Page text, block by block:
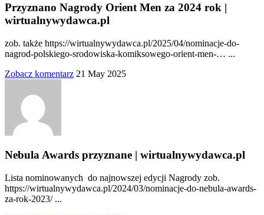
Przyznano Nagrody Orient Men za 2024 rok |
wirtualnywydawca.pl
zob. także https://wirtualnywydawca.pl/2025/04/nominacje-do-
nagrod-polskiego-srodowiska-komiksowego-orient-men-… ...
Zobacz komentarz 21 May 2025
Nebula Awards przyznane | wirtualnywydawca.pl
Lista nominowanych do najnowszej edycji Nagrody zob.
https://wirtualnywydawca.pl/2024/03/nominacje-do-nebula-awards-
za-rok-2023/ ...